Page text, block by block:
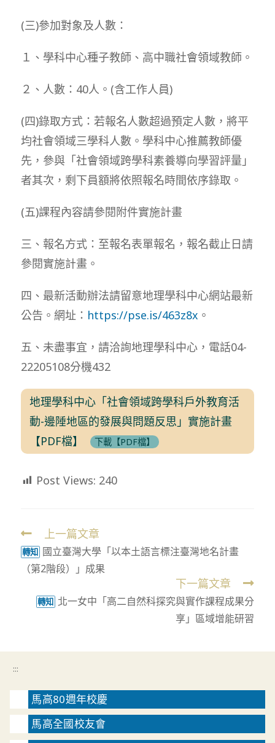
(三)參加對象及人數：
１、學科中心種子教師、高中職社會領域教師。
２、人數：40人。(含工作人員)
(四)錄取方式：若報名人數超過預定人數，將平
均社會領域三學科人數。學科中心推薦教師優
先，參與「社會領域跨學科素養導向學習評量」
者其次，剩下員額將依照報名時間依序錄取。
(五)課程內容請參閱附件實施計畫
三、報名方式：至報名表單報名，報名截止日請
參閱實施計畫。
四、最新活動辦法請留意地理學科中心網站最新
公告。網址： https://pse.is/463z8x 。
五、未盡事宜，請洽詢地理學科中心，電話04-
22205108分機432
地理學科中心「社會領域跨學科戶外教育活
動-邊陲地區的發展與問題反思」實施計畫
【PDF檔】
下載【PDF檔】
Post Views: 240
Read
more
articles
上一篇文章
轉知 國立臺灣大學「以本土語言標注臺灣地名計畫
（第2階段）」成果
下一篇文章
轉知 北一女中「高二自然科探究與實作課程成果分
享」區域增能研習
:::
馬高80週年校慶
馬高全國校友會